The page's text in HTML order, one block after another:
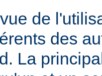
de
des
La